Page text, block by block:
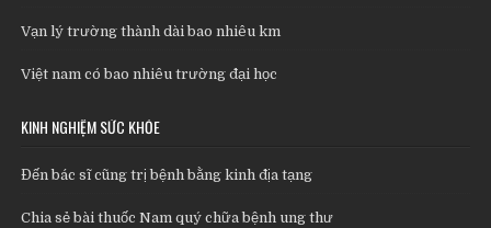
Vạn lý trường thành dài bao nhiêu km
Việt nam có bao nhiêu trường đại học
KINH NGHIỆM SỨC KHỎE
Đến bác sĩ cũng trị bệnh bằng kinh địa tạng
Chia sẻ bài thuốc Nam quý chữa bệnh ung thư